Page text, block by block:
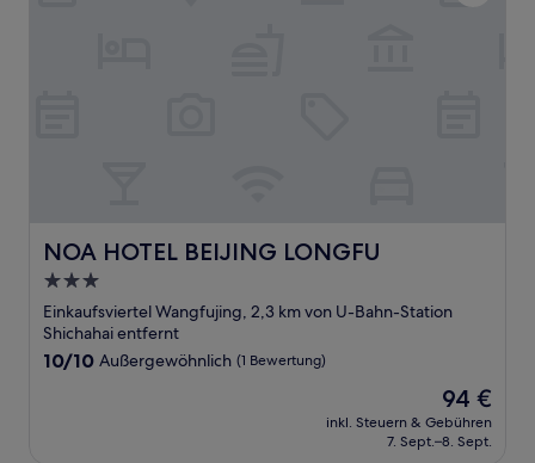
NOA HOTEL BEIJING LONGFU
NOA HOTEL BEIJING LONGFU
3.0-
Sterne-
Unterkunft
Einkaufsviertel Wangfujing, 2,3 km von U-Bahn-Station
Shichahai entfernt
10.0
10/10 Außergewöhnlich (1 Bewertung)
Der
Preis
beträgt
94 €
inkl. Steuern & Gebühren
7. Sept.–8. Sept.